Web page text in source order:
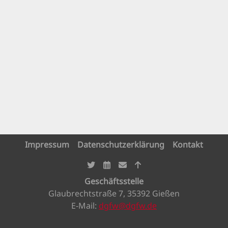
Impressum Datenschutzerklärung Kontakt
Geschäftsstelle
Glaubrechtstraße 7, 35392 Gießen
E-Mail: dgfw@dgfw.de